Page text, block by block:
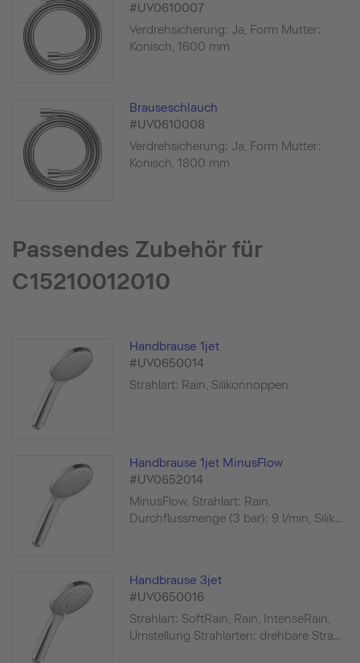
#UV0610007
Verdrehsicherung: Ja, Form Mutter:
Konisch, 1600 mm
Brauseschlauch
#UV0610008
Verdrehsicherung: Ja, Form Mutter:
Konisch, 1800 mm
Passendes Zubehör für
C15210012010
Handbrause 1jet
#UV0650014
Strahlart: Rain, Silikonnoppen
Handbrause 1jet MinusFlow
#UV0652014
MinusFlow, Strahlart: Rain,
Durchflussmenge (3 bar): 9 l/min, Silik...
Handbrause 3jet
#UV0650016
Strahlart: SoftRain, Rain, IntenseRain,
Umstellung Strahlarten: drehbare Stra...